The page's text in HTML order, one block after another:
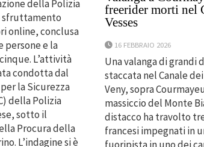
della Polizia
sfruttamento
online, conclusa
persone e la
L’attività
condotta dal
la Sicurezza
della Polizia
sotto il
Procura della
L’indagine si è
freerider morti nel
Vesses
16 FEBBRAIO 2026
Una valanga di grandi
staccata nel Canale dei
Veny, sopra
massiccio del Monte
distacco ha travolto
francesi impegnati in
fuoripista in uno dei